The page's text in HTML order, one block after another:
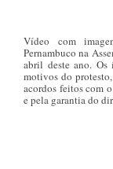
Vídeo com
Pernambuco na
abril deste ano.
motivos do
acordos feitos com
e pela garantia do